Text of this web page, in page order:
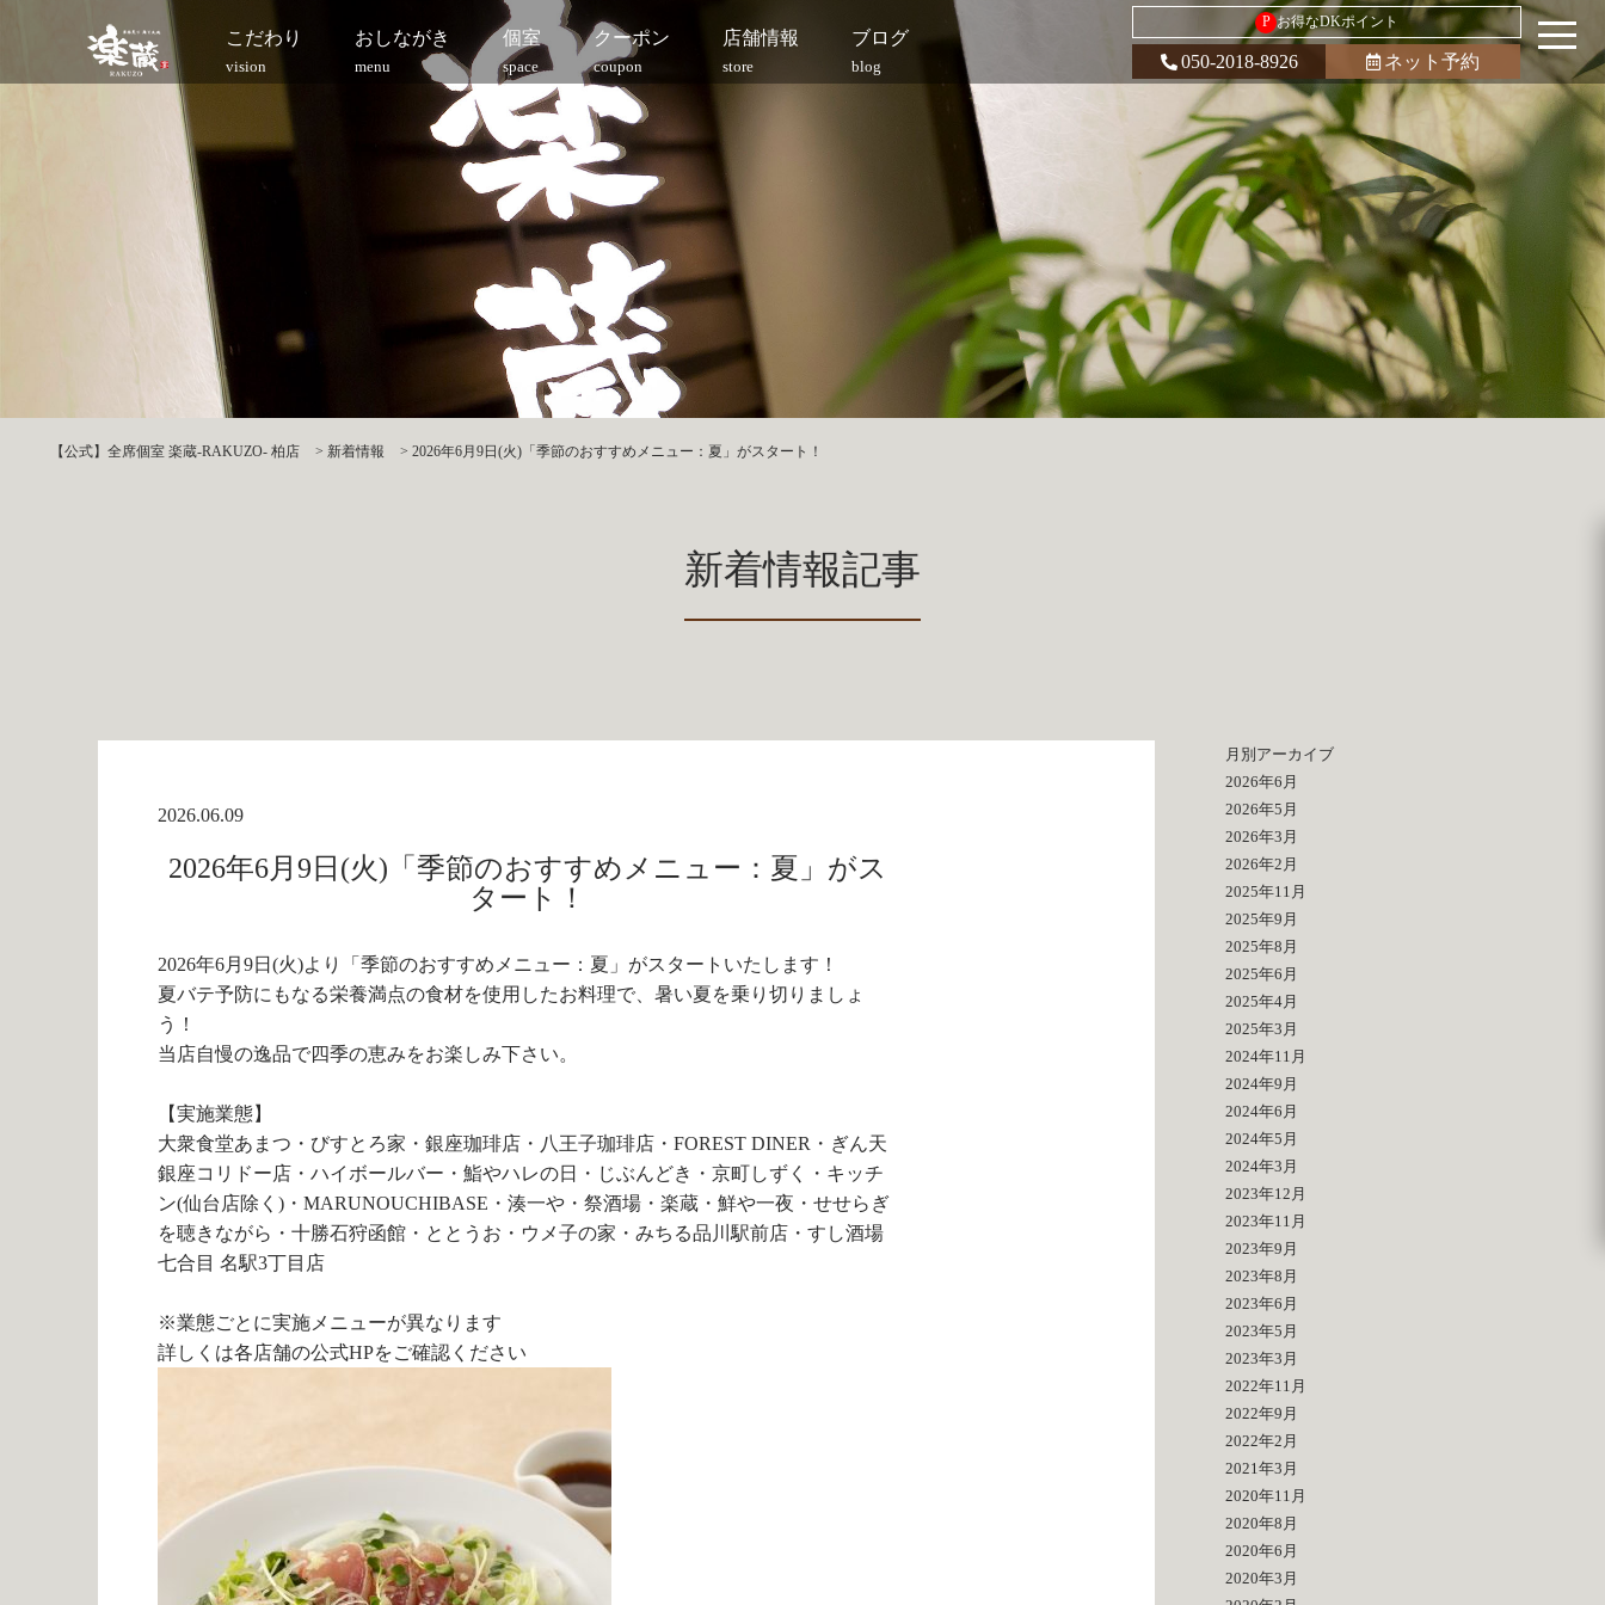
こだわり
vision
おしながき
menu
個室
space
クーポン
coupon
店舗情報
store
ブログ
blog
P お得なDKポイント
050-2018-8926 ネット予約
【公式】全席個室 楽蔵‐RAKUZO‐ 柏店 > 新着情報 > 2026年6月9日(火)「季節のおすすめメニュー：夏」がスタート！
新着情報記事
2026.06.09
2026年6月9日(火)「季節のおすすめメニュー：夏」がス
タート！
2026年6月9日(火)より「季節のおすすめメニュー：夏」がスタートいたします！
夏バテ予防にもなる栄養満点の食材を使用したお料理で、暑い夏を乗り切りましょ
う！
当店自慢の逸品で四季の恵みをお楽しみ下さい。
【実施業態】
大衆食堂あまつ・びすとろ家・銀座珈琲店・八王子珈琲店・FOREST DINER・ぎん天
銀座コリドー店・ハイボールバー・鮨やハレの日・じぶんどき・京町しずく・キッチ
ン(仙台店除く)・MARUNOUCHIBASE・湊一や・祭酒場・楽蔵・鮮や一夜・せせらぎ
を聴きながら・十勝石狩函館・ととうお・ウメ子の家・みちる品川駅前店・すし酒場
七合目 名駅3丁目店
※業態ごとに実施メニューが異なります
詳しくは各店舗の公式HPをご確認ください
月別アーカイブ
2026年6月
2026年5月
2026年3月
2026年2月
2025年11月
2025年9月
2025年8月
2025年6月
2025年4月
2025年3月
2024年11月
2024年9月
2024年6月
2024年5月
2024年3月
2023年12月
2023年11月
2023年9月
2023年8月
2023年6月
2023年5月
2023年3月
2022年11月
2022年9月
2022年2月
2021年3月
2020年11月
2020年8月
2020年6月
2020年3月